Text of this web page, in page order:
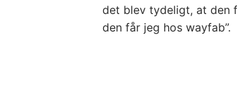
det blev tydeligt, at den
den får jeg hos wayfab”.